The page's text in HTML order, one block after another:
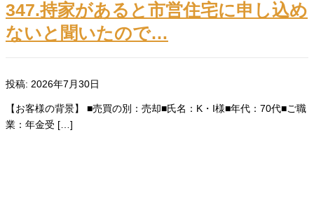
347.持家があると市営住宅に申し込め
ないと聞いたので…
投稿: 2026年7月30日
【お客様の背景】 ■売買の別：売却■氏名：K・I様■年代：70代■ご職
業：年金受 […]